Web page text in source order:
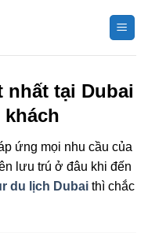
tại Dubai
ứng mọi nhu cầu của
lưu trú ở đâu khi đến
du lịch Dubai thì chắc